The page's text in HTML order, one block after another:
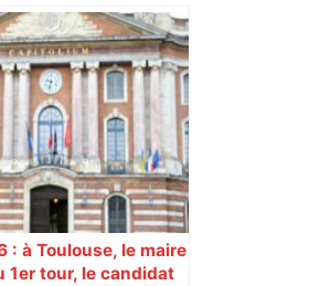
c’était comme une
sur les avions qui
: à Toulouse, le maire
1er tour, le candidat